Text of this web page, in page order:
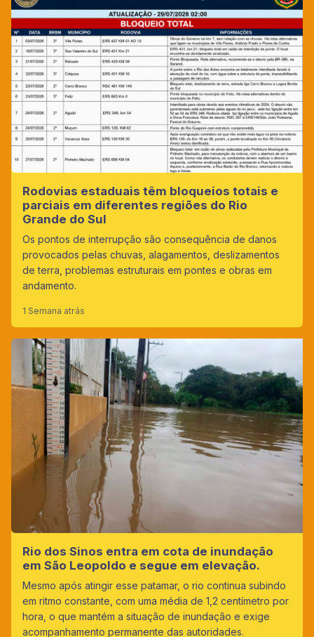
Rodovias estaduais têm bloqueios totais e
parciais em diferentes regiões do Rio
Grande do Sul
Os pontos de interrupção são consequência de danos
provocados pelas chuvas, alagamentos, deslizamentos
de terra, problemas estruturais em pontes e obras em
andamento.
1 Semana atrás
Rio dos Sinos entra em cota de inundação
em São Leopoldo e segue em elevação.
Mesmo após atingir esse patamar, o rio continua subindo
em ritmo constante, com uma média de 1,2 centímetro por
hora, o que mantém a situação de inundação e exige
acompanhamento permanente das autoridades.